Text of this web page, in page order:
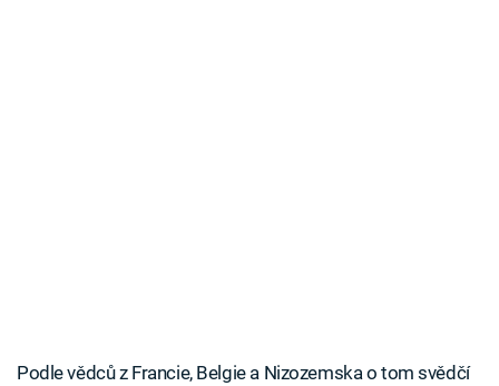
Podle vědců z Francie, Belgie a Nizozemska o tom svědčí